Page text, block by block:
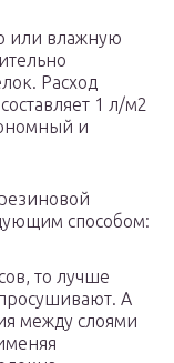
или влажную
Расход
1 л/м2
и
способом:
то лучше
А
между слоями